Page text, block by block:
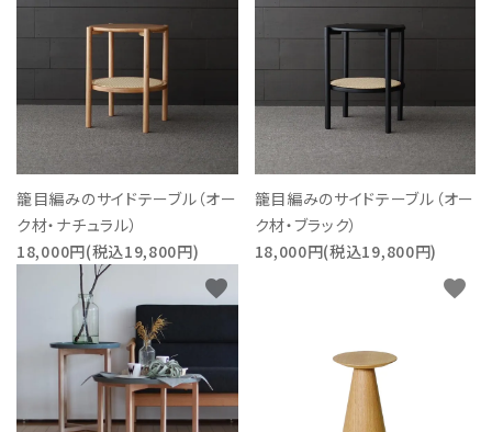
素材から選ぶ
インフォメーション
籠目編みのサイドテーブル（オー
ク材・ナチュラル）
18,000円(税込19,800円)
籠目編みのサイドテーブル（オー
ク材・ブラック）
18,000円(税込19,800円)
favorite favorite